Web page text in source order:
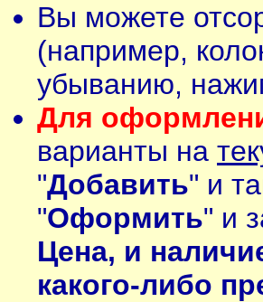
Вы можете
(например,
убыванию,
Для
варианты на
"Добавить" и
"Оформить" и
Цена, и
какого-либо